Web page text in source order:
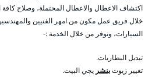
اكتشاف الاعطال والاعطال المحتملة، وصلاح كافة
خلال فريق عمل مكون من امهر الفنيين
السيارات، ونوفر من خلال الخدمة :-
تبديل البطاريات.
تغيير زيوتبنشر يجي البيت.